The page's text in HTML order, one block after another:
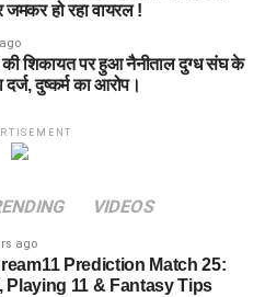
जमकर हो रहा वायरल !
शिकायत पर हुआ नैनीताल दुग्ध संघ के
दुष्कर्म का आरोप।
VIDEOS
ago
Prediction Match 25:
Playing 11 & Fantasy Tips